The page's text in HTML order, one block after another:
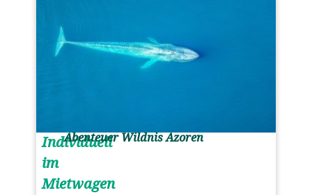
Individuell
im
Mietwagen
Abenteuer Wildnis Azoren